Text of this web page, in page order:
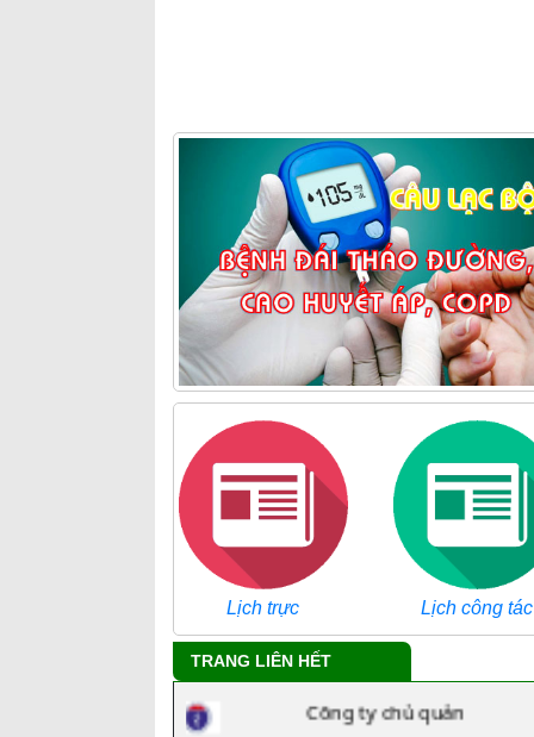
Lịch trực Lịch công tác
TRANG LIÊN HẾT
Tra cứu danh mục ICD
Công ty chủ quản
BHXH tỉnh Bình Dương